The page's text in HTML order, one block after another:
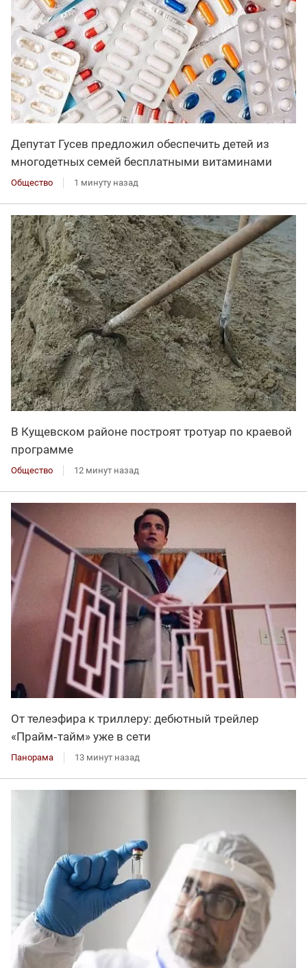
Депутат Гусев предложил обеспечить детей из
многодетных семей бесплатными витаминами
Общество 1 минуту назад
В Кущевском районе построят тротуар по краевой
программе
Общество 12 минут назад
От телеэфира к триллеру: дебютный трейлер
«Прайм‑тайм» уже в сети
Панорама 13 минут назад